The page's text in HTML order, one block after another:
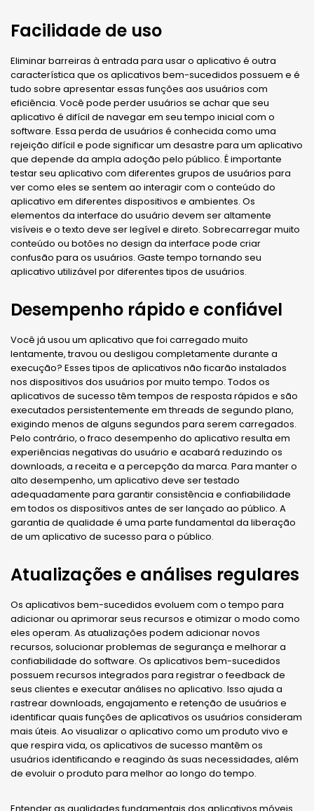
Facilidade de uso
Eliminar barreiras à entrada para usar o aplicativo é outra
característica que os aplicativos bem-sucedidos possuem e é
tudo sobre apresentar essas funções aos usuários com
eficiência. Você pode perder usuários se achar que seu
aplicativo é difícil de navegar em seu tempo inicial com o
software. Essa perda de usuários é conhecida como uma
rejeição difícil e pode significar um desastre para um aplicativo
que depende da ampla adoção pelo público. É importante
testar seu aplicativo com diferentes grupos de usuários para
ver como eles se sentem ao interagir com o conteúdo do
aplicativo em diferentes dispositivos e ambientes. Os
elementos da interface do usuário devem ser altamente
visíveis e o texto deve ser legível e direto. Sobrecarregar muito
conteúdo ou botões no design da interface pode criar
confusão para os usuários. Gaste tempo tornando seu
aplicativo utilizável por diferentes tipos de usuários.
Desempenho rápido e confiável
Você já usou um aplicativo que foi carregado muito
lentamente, travou ou desligou completamente durante a
execução? Esses tipos de aplicativos não ficarão instalados
nos dispositivos dos usuários por muito tempo. Todos os
aplicativos de sucesso têm tempos de resposta rápidos e são
executados persistentemente em threads de segundo plano,
exigindo menos de alguns segundos para serem carregados.
Pelo contrário, o fraco desempenho do aplicativo resulta em
experiências negativas do usuário e acabará reduzindo os
downloads, a receita e a percepção da marca. Para manter o
alto desempenho, um aplicativo deve ser testado
adequadamente para garantir consistência e confiabilidade
em todos os dispositivos antes de ser lançado ao público. A
garantia de qualidade é uma parte fundamental da liberação
de um aplicativo de sucesso para o público.
Atualizações e análises regulares
Os aplicativos bem-sucedidos evoluem com o tempo para
adicionar ou aprimorar seus recursos e otimizar o modo como
eles operam. As atualizações podem adicionar novos
recursos, solucionar problemas de segurança e melhorar a
confiabilidade do software. Os aplicativos bem-sucedidos
possuem recursos integrados para registrar o feedback de
seus clientes e executar análises no aplicativo. Isso ajuda a
rastrear downloads, engajamento e retenção de usuários e
identificar quais funções de aplicativos os usuários consideram
mais úteis. Ao visualizar o aplicativo como um produto vivo e
que respira vida, os aplicativos de sucesso mantêm os
usuários identificando e reagindo às suas necessidades, além
de evoluir o produto para melhor ao longo do tempo.